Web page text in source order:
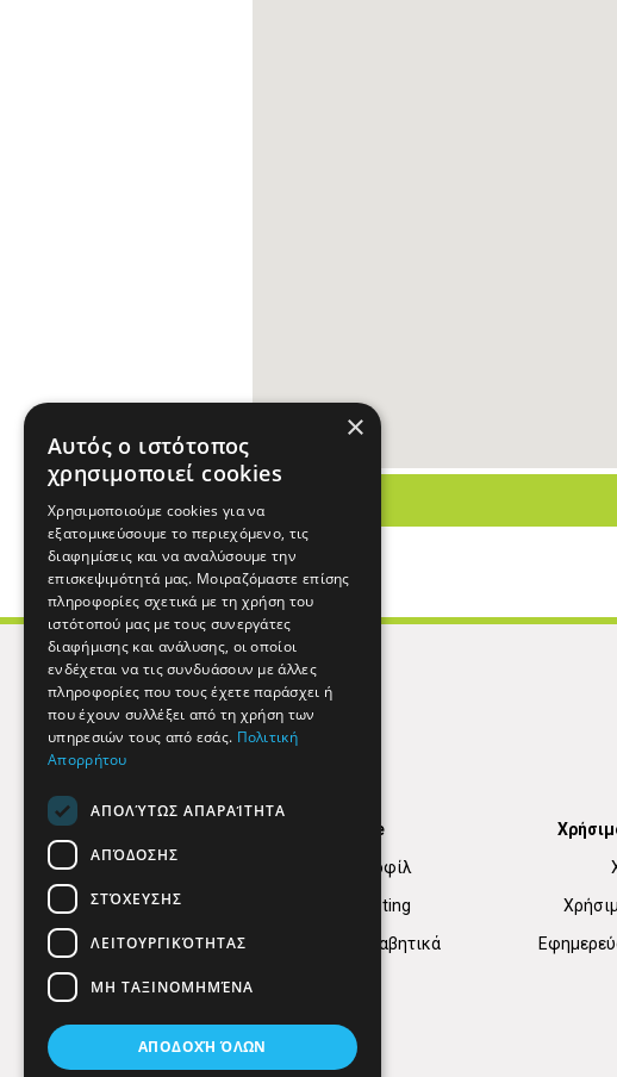
Find Here
Εταιρικό Προφίλ
Digital marketing
Κατηγορίες Αλφαβητικά
×
Αυτός ο ιστότοπος
χρησιμοποιεί cookies
Χρησιμοποιούμε cookies για να
εξατομικεύσουμε το περιεχόμενο, τις
διαφημίσεις και να αναλύσουμε την
επισκεψιμότητά μας. Μοιραζόμαστε επίσης
πληροφορίες σχετικά με τη χρήση του
ιστότοπού μας με τους συνεργάτες
διαφήμισης και ανάλυσης, οι οποίοι
ενδέχεται να τις συνδυάσουν με άλλες
πληροφορίες που τους έχετε παράσχει ή
που έχουν συλλέξει από τη χρήση των
υπηρεσιών τους από εσάς. Πολιτική
Απορρήτου
ΑΠΟΛΎΤΩΣ ΑΠΑΡΑΊΤΗΤΑ
ΑΠΌΔΟΣΗΣ
ΣΤΌΧΕΥΣΗΣ
ΛΕΙΤΟΥΡΓΙΚΌΤΗΤΑΣ
ΜΗ ΤΑΞΙΝΟΜΗΜΈΝΑ
ΑΠΟΔΟΧΉ ΌΛΩΝ